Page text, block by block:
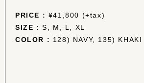
PRICE : ¥41,800 (+tax)
SIZE : S, M, L, XL
COLOR : 128) NAVY, 135) KHAKI